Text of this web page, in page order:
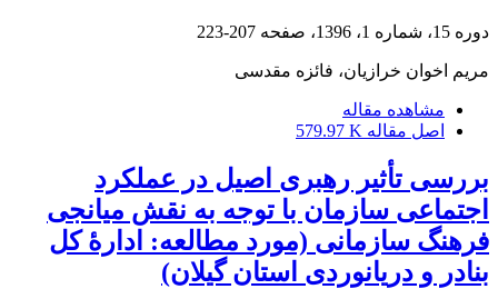
دوره 15، شماره 1، 1396، صفحه 207-223
مریم اخوان خرازیان، فائزه مقدسی
مشاهده مقاله
اصل مقاله 579.97 K
بررسی تأثیر رهبری اصیل در عملکرد
اجتماعی سازمان با توجه به نقش میانجی
فرهنگ سازمانی (مورد مطالعه: ادارۀ ‌کل
بنادر و دریانوردی استان گیلان)